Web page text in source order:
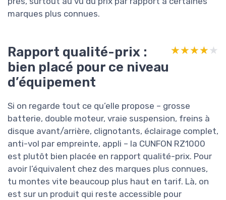
marques plus connues.
Rapport qualité-prix :
bien placé pour ce niveau
d’équipement
★★★★★
★★★★★
Si on regarde tout ce qu’elle propose – grosse
batterie, double moteur, vraie suspension, freins à
disque avant/arrière, clignotants, éclairage complet,
anti-vol par empreinte, appli – la CUNFON RZ1000
est plutôt bien placée en rapport qualité-prix. Pour
avoir l’équivalent chez des marques plus connues,
tu montes vite beaucoup plus haut en tarif. Là, on
est sur un produit qui reste accessible pour